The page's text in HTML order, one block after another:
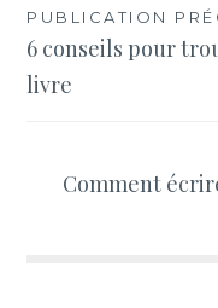
Navigation
de
PUBLICATION
6 conseils pour
livre
Comment